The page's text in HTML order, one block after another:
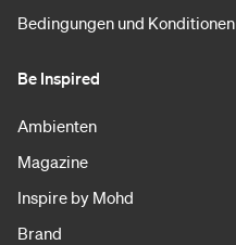
Bedingungen und Konditionen
Be Inspired
Ambienten
Magazine
Inspire by Mohd
Brand